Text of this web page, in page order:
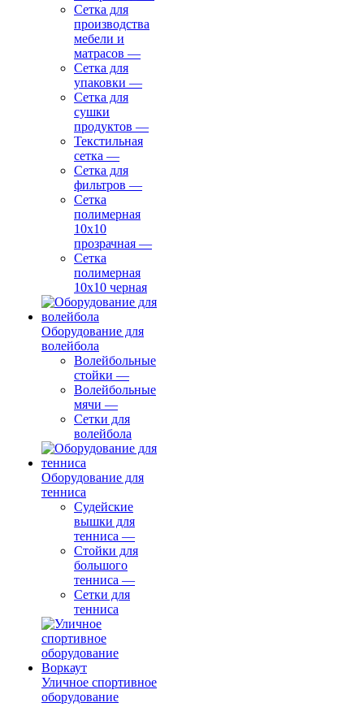
Сетка для
производства
мебели и
матрасов —
Сетка для
упаковки —
Сетка для
сушки
продуктов —
Текстильная
сетка —
Сетка для
фильтров —
Сетка
полимерная
10х10
прозрачная —
Сетка
полимерная
10х10 черная
Оборудование для
волейбола
Волейбольные
стойки —
Волейбольные
мячи —
Сетки для
волейбола
Оборудование для
тенниса
Судейские
вышки для
тенниса —
Стойки для
большого
тенниса —
Сетки для
тенниса
Уличное спортивное
оборудование